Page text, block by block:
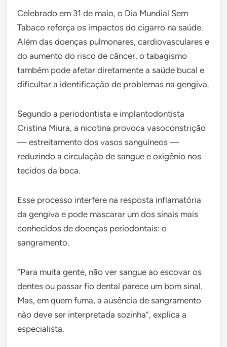
Celebrado em 31 de maio, o Dia Mundial Sem
Tabaco reforça os impactos do cigarro na saúde.
Além das doenças pulmonares, cardiovasculares e
do aumento do risco de câncer, o tabagismo
também pode afetar diretamente a saúde bucal e
dificultar a identificação de problemas na gengiva.
Segundo a periodontista e implantodontista
Cristina Miura, a nicotina provoca vasoconstrição
— estreitamento dos vasos sanguíneos —
reduzindo a circulação de sangue e oxigênio nos
tecidos da boca.
Esse processo interfere na resposta inflamatória
da gengiva e pode mascarar um dos sinais mais
conhecidos de doenças periodontais: o
sangramento.
“Para muita gente, não ver sangue ao escovar os
dentes ou passar fio dental parece um bom sinal.
Mas, em quem fuma, a ausência de sangramento
não deve ser interpretada sozinha”, explica a
especialista.